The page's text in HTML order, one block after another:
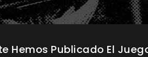
Hemos Publicado El